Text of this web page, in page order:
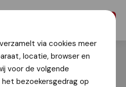
via cookies meer
locatie, browser en
voor de volgende
het bezoekersgedrag op